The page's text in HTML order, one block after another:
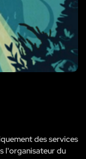
des services
l'organisateur du